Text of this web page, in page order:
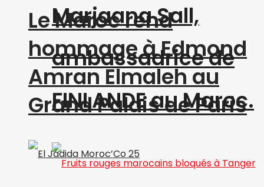
Le Maroc rend
hommage à Edmond
Amran Elmaleh au
Grand Palais de Paris
Marjaana Sall,
ambassadrice de
FINLANDE au Maroc.